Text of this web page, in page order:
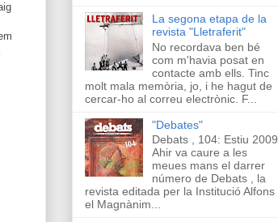
La segona etapa de la
revista "Lletraferit"
No recordava ben bé
com m'havia posat en
contacte amb ells. Tinc
molt mala memòria, jo, i he hagut de
cercar-ho al correu electrònic. F...
"Debates"
Debats , 104: Estiu 2009
Ahir va caure a les
meues mans el darrer
número de Debats , la
revista editada per la Institució Alfons
el Magnànim...